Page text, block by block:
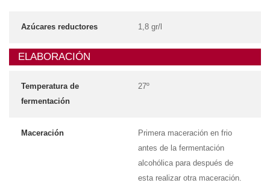
Azúcares reductores 1,8 gr/l
ELABORACIÓN
Temperatura de
fermentación
27º
Maceración
Primera maceración en frio
antes de la fermentación
alcohólica para después de
esta realizar otra maceración.